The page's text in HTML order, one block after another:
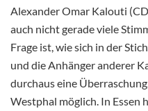
Alexander Omar Kalouti
auch nicht gerade viele
Frage ist, wie sich in der
und die Anhänger anderer
durchaus eine
Westphal möglich. In Essen